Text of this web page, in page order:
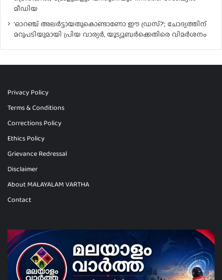
മീഡിയ
‘ഓറഞ്ച് അലർട്ടായതുകൊണ്ടാണോ ഈ ഡ്രസ്?’; ചോദ്യത്തിന്
മറുപടിയുമായി പ്രിയ വാര്യർ, യൂട്യൂബർക്കെതിരെ വിമർശനം
Privacy Policy
Terms & Conditions
Corrections Policy
Ethics Policy
Grievance Redressal
Disclaimer
About MALAYALAM VARTHA
Contact